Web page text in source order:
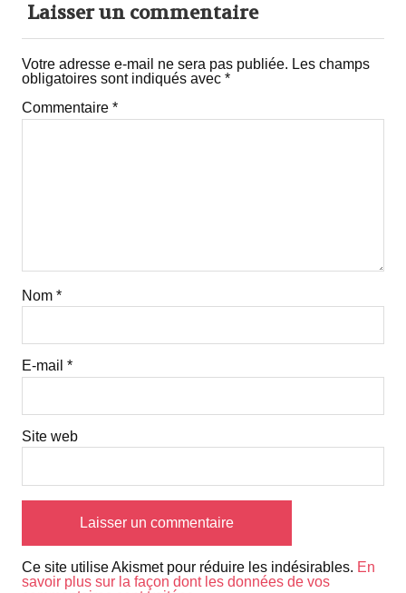
Laisser un commentaire
Votre adresse e-mail ne sera pas publiée. Les champs
obligatoires sont indiqués avec *
Commentaire *
Nom *
E-mail *
Site web
Ce site utilise Akismet pour réduire les indésirables. En
savoir plus sur la façon dont les données de vos